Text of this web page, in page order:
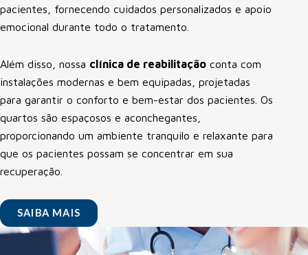
pacientes, fornecendo cuidados personalizados e apoio
emocional durante todo o tratamento.
Além disso, nossa clínica de reabilitação conta com
instalações modernas e bem equipadas, projetadas
para garantir o conforto e bem-estar dos pacientes. Os
quartos são espaçosos e aconchegantes,
proporcionando um ambiente tranquilo e relaxante para
que os pacientes possam se concentrar em sua
recuperação.
SAIBA MAIS